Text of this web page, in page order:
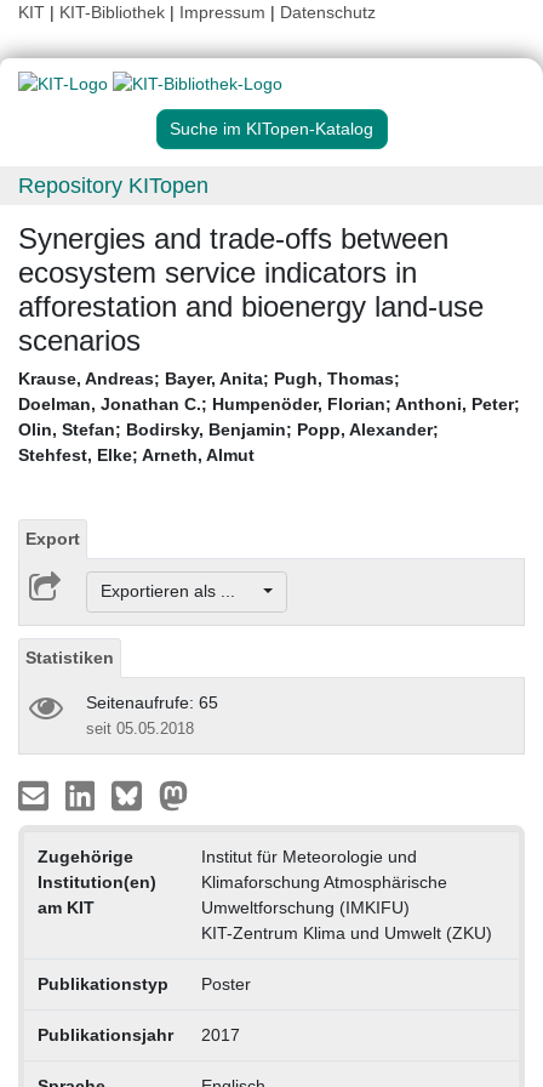
KIT | KIT-Bibliothek | Impressum | Datenschutz
Suche im KITopen-Katalog
Repository KITopen
Synergies and trade-offs between
ecosystem service indicators in
afforestation and bioenergy land-use
scenarios
Krause, Andreas; Bayer, Anita; Pugh, Thomas;
Doelman, Jonathan C.; Humpenöder, Florian; Anthoni, Peter;
Olin, Stefan; Bodirsky, Benjamin; Popp, Alexander;
Stehfest, Elke; Arneth, Almut
Export
Exportieren als ...
Statistiken
Seitenaufrufe: 65
seit 05.05.2018
Zugehörige
Institution(en)
am KIT
Institut für Meteorologie und
Klimaforschung Atmosphärische
Umweltforschung (IMKIFU)
KIT-Zentrum Klima und Umwelt (ZKU)
Publikationstyp Poster
Publikationsjahr 2017